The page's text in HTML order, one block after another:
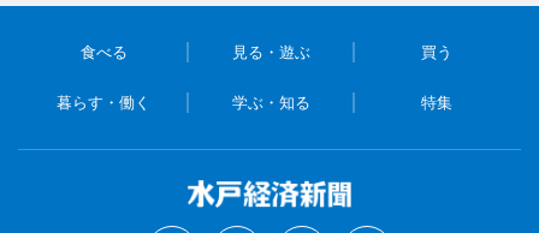
食べる 見る・遊ぶ 買う
暮らす・働く 学ぶ・知る 特集